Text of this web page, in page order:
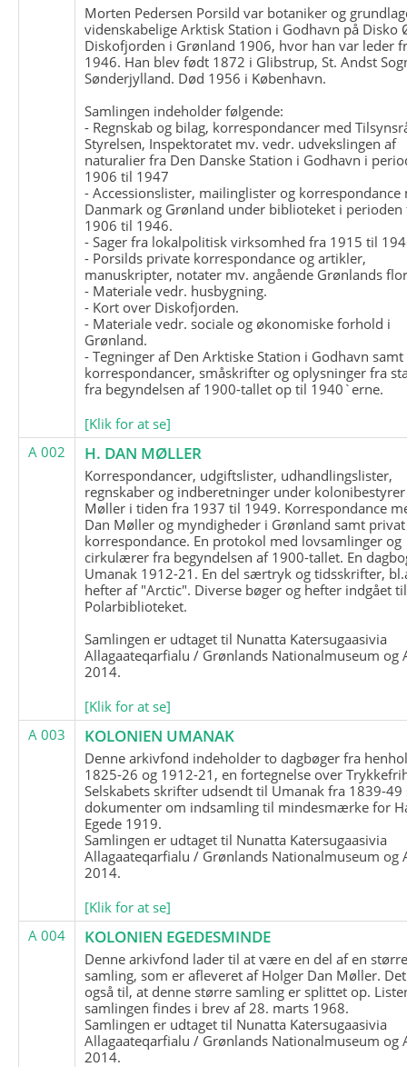
Morten Pedersen Porsild var botaniker og
videnskabelige Arktisk Station i Godhavn på Disko
Diskofjorden i Grønland 1906, hvor han var leder
1946. Han blev født 1872 i Glibstrup, St. Andst
Sønderjylland. Død 1956 i København.
Samlingen indeholder følgende:
- Regnskab og bilag, korrespondancer med
Styrelsen, Inspektoratet mv. vedr. udvekslingen af
naturalier fra Den Danske Station i Godhavn i
1906 til 1947
- Accessionslister, mailinglister og korrespondance
Danmark og Grønland under biblioteket i perioden
1906 til 1946.
- Sager fra lokalpolitisk virksomhed fra 1915 til
- Porsilds private korrespondance og artikler,
manuskripter, notater mv. angående Grønlands
- Materiale vedr. husbygning.
- Kort over Diskofjorden.
- Materiale vedr. sociale og økonomiske forhold i
Grønland.
- Tegninger af Den Arktiske Station i Godhavn
korrespondancer, småskrifter og oplysninger fra
fra begyndelsen af 1900-tallet op til 1940`erne.
[Klik for at se]
A 002
H. DAN MØLLER
Korrespondancer, udgiftslister, udhandlingslister,
regnskaber og indberetninger under
Møller i tiden fra 1937 til 1949. Korrespondance
Dan Møller og myndigheder i Grønland samt privat
korrespondance. En protokol med lovsamlinger og
cirkulærer fra begyndelsen af 1900-tallet. En
Umanak 1912-21. En del særtryk og tidsskrifter,
hefter af "Arctic". Diverse bøger og hefter indgået til
Polarbiblioteket.
Samlingen er udtaget til Nunatta Katersugaasivia
Allagaateqarfialu / Grønlands Nationalmuseum og
2014.
[Klik for at se]
A 003
KOLONIEN UMANAK
Denne arkivfond indeholder to dagbøger fra
1825-26 og 1912-21, en fortegnelse over
Selskabets skrifter udsendt til Umanak fra 1839-49
dokumenter om indsamling til mindesmærke for
Egede 1919.
Samlingen er udtaget til Nunatta Katersugaasivia
Allagaateqarfialu / Grønlands Nationalmuseum og
2014.
[Klik for at se]
A 004
KOLONIEN EGEDESMINDE
Denne arkivfond lader til at være en del af en
samling, som er afleveret af Holger Dan Møller.
også til, at denne større samling er splittet op.
samlingen findes i brev af 28. marts 1968.
Samlingen er udtaget til Nunatta Katersugaasivia
Allagaateqarfialu / Grønlands Nationalmuseum og
2014.